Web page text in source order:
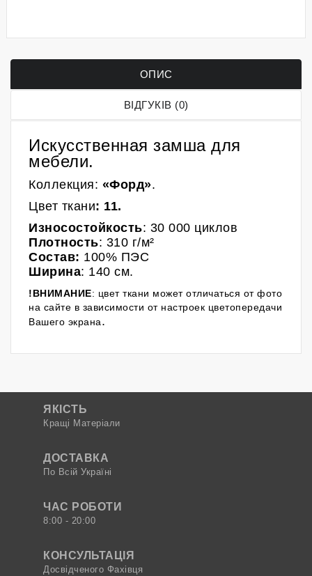
ОПИС
ВІДГУКІВ (0)
Искусственная замша для
мебели.
Коллекция: «Форд».
Цвет ткани: 11.
Износостойкость: 30 000 циклов
Плотность: 310 г/м²
Состав: 100% ПЭС
Ширина: 140 см.
!ВНИМАНИЕ: цвет ткани может отличаться от фото
на сайте в зависимости от настроек цветопередачи
Вашего экрана.
ЯКІСТЬ
Кращі Матеріали
ДОСТАВКА
По Всій Україні
ЧАС РОБОТИ
8:00 - 20:00
КОНСУЛЬТАЦІЯ
Досвідченого Фахівця